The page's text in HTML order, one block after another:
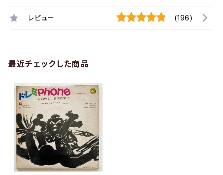
レビュー (196)
最近チェックした商品